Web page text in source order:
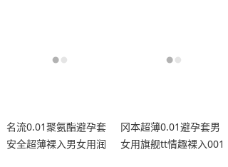
名流0.01聚氨酯避孕套
安全超薄裸入男女用润
冈本超薄0.01避孕套男
女用旗舰tt情趣裸入001